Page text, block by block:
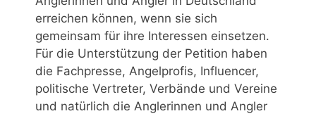
erreichen können, wenn sie sich
gemeinsam für ihre Interessen einsetzen.
Für die Unterstützung der Petition haben
die Fachpresse, Angelprofis, Influencer,
politische Vertreter, Verbände und Vereine
und natürlich die Anglerinnen und Angler